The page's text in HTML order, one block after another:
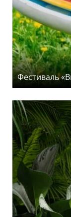
Фестиваль